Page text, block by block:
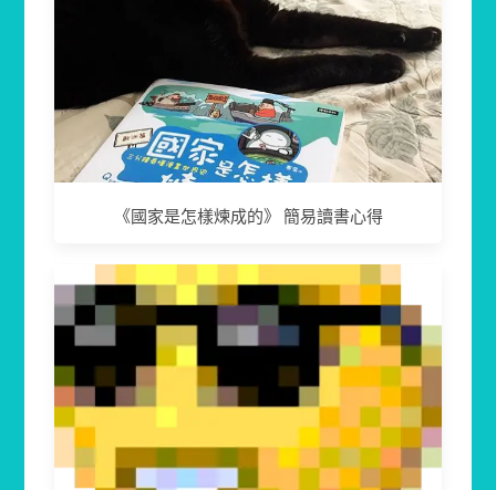
《國家是怎樣煉成的》 簡易讀書心得